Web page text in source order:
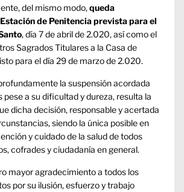
del mismo modo,queda
de Penitencia prevista para el
, día 7 de abril de 2.020, así como el
Sagrados Titulares a la Casa de
para el día 29 de marzo de 2.020.
la suspensión acordada
pese a su dificultad y dureza, resulta la
dicha decisión, responsable y acertada
siendo la única posible en
y cuidado de la salud de todos
cofrades y ciudadanía en general.
mayor agradecimiento a todos los
por su ilusión, esfuerzo y trabajo